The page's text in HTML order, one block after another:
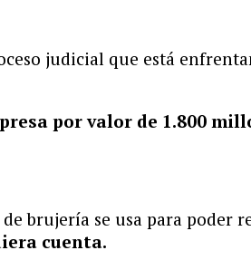
judicial que está
por valor de 1.800
brujería se usa para poder
cuenta.